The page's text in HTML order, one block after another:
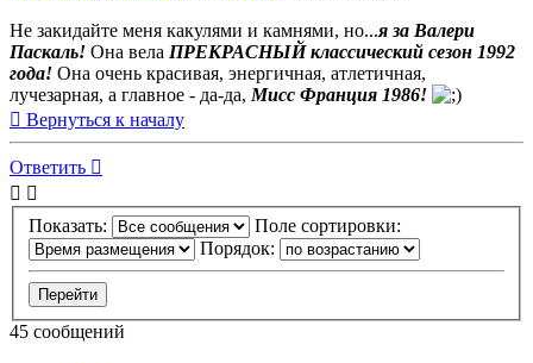
Не закидайте меня какулями и камнями, но...я за Валери
Паскаль! Она вела ПРЕКРАСНЫЙ классический сезон 1992
года! Она очень красивая, энергичная, атлетичная,
лучезарная, а главное - да-да, Мисс Франция 1986!
Вернуться к началу
Ответить
Показать:
Поле сортировки:
Порядок:
45 сообщений